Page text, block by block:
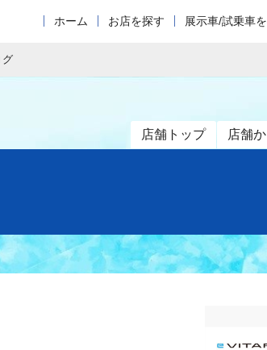
ホーム お店を探す 展示車/試乗車
グ
店舗トップ 店舗